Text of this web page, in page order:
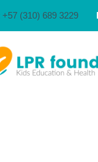
+57 (310) 689 3229